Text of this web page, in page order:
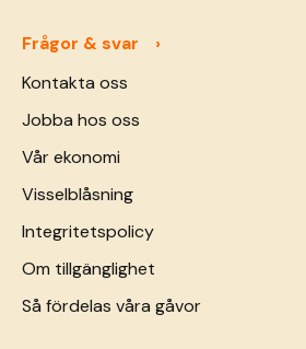
Frågor & svar
Kontakta oss
Jobba hos oss
Vår ekonomi
Visselblåsning
Integritetspolicy
Om tillgänglighet
Så fördelas våra gåvor